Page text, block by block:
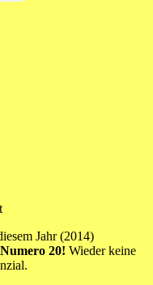
Jahr (2014)
20! Wieder keine